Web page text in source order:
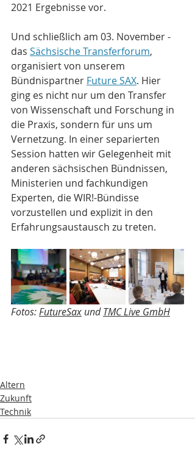
2021 Ergebnisse vor.
Und schließlich am 03. November -
das Sächsische Transferforum,
organisiert von unserem
Bündnispartner Future SAX. Hier
ging es nicht nur um den Transfer
von Wissenschaft und Forschung in
die Praxis, sondern für uns um
Vernetzung. In einer separierten
Session hatten wir Gelegenheit mit
anderen sächsischen Bündnissen,
Ministerien und fachkundigen
Experten, die WIR!-Bündisse
vorzustellen und explizit in den
Erfahrungsaustausch zu treten.
Fotos: FutureSax und TMC Live GmbH
Altern
Zukunft
Technik